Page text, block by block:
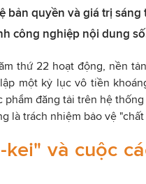
bản quyền và giá trị
công nghiệp nội dung
thứ 22 hoạt động, nền
một kỷ lục vô tiền
phẩm đăng tải trên hệ
là trách nhiệm bảo vệ
kei" và cuộc